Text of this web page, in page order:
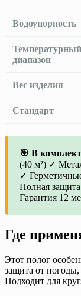
Водоупорность
Температурный
диапазон
Вес изделия
Стандарт
🎯 В
(40 м²) ✓
✓
Полная
Гарантия 12
Где
Этот полог
защита от
Подходит для